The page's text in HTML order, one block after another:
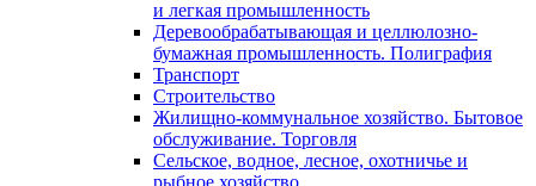
и легкая промышленность
Деревообрабатывающая и целлюлозно-
бумажная промышленность. Полиграфия
Транспорт
Строительство
Жилищно-коммунальное хозяйство. Бытовое
обслуживание. Торговля
Сельское, водное, лесное, охотничье и
рыбное хозяйство